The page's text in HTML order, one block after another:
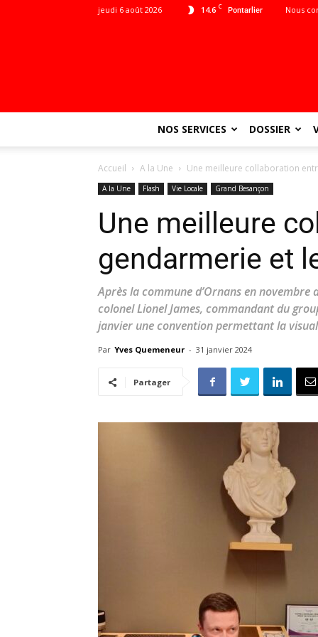
14.6 C Pontarlier
jeudi 6 août 2026 Nous
NOS SERVICES DOSSIER
Accueil A la Une Une meilleure collaboration
A la Une Flash Vie Locale Grand Besançon
Une meilleure
gendarmerie et
Après la commune d’Ornans en novembre
colonel Lionel James, commandant du
janvier une convention permettant la
Par Yves Quemeneur - 31 janvier 2024
Partager